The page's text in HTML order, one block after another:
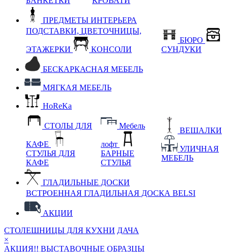
ПРЕДМЕТЫ ИНТЕРЬЕРА
ПОДСТАВКИ, ЦВЕТОЧНИЦЫ,
ЭТАЖЕРКИ КОНСОЛИ
БЮРО
СУНДУКИ
БЕСКАРКАСНАЯ МЕБЕЛЬ
МЯГКАЯ МЕБЕЛЬ
HoReKa
СТОЛЫ ДЛЯ
КАФЕ
СТУЛЬЯ ДЛЯ
КАФЕ
Мебель
лофт
БАРНЫЕ
СТУЛЬЯ
ВЕШАЛКИ
УЛИЧНАЯ
МЕБЕЛЬ
ГЛАДИЛЬНЫЕ ДОСКИ
ВСТРОЕННАЯ ГЛАДИЛЬНАЯ ДОСКА BELSI
АКЦИИ
СТОЛЕШНИЦЫ ДЛЯ КУХНИ ДАЧА
×
АКЦИЯ!! ВЫСТАВОЧНЫЕ ОБРАЗЦЫ